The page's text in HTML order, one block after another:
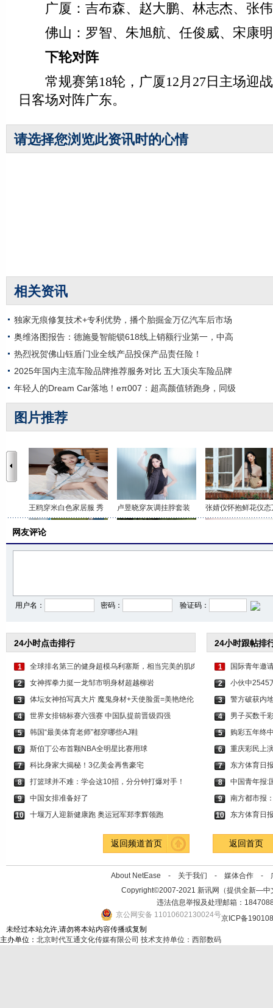
广厦：吉布森、赵大鹏、林志杰、张
佛山：罗智、朱旭航、任俊威、宋康明
下轮对阵
常规赛第18轮，广厦12月27日主场迎战
日客场对阵广东。
请选择您浏览此资讯时的心情
相关资讯
独家无痕修复技术+专利优势，播个胎掘金万亿汽车后市场
奥维洛图报告：德施曼智能锁618线上销额行业第一，中高
热烈祝贺佛山钰盾门业全线产品投保产品责任险！
2025年国内主流车险品牌推荐服务对比 五大顶尖车险品牌
年轻人的Dream Car落地！eπ007：超高颜值轿跑身，同级
图片推荐
王鸥穿米白色家居服 秀 卢昱晓穿灰调挂脖套装 张婧仪怀抱鲜花仪态
网友评论
用户名： 密码： 验证码：
24小时点击排行
1
全球排名第三的健身超模乌利塞斯，相当完美的肌肉
2
女神挥拳力挺一龙邹市明身材超越柳岩
3
体坛女神拍写真大片 魔鬼身材+天使脸蛋=美艳绝伦
4
世界女排锦标赛六强赛 中国队提前晋级四强
5
韩国“最美体育老师”都穿哪些AJ鞋
6
斯伯丁公布首颗NBA全明星比赛用球
7
科比身家大揭秘！3亿美金再售豪宅
8
打篮球并不难：学会这10招，分分钟打爆对手！
9
中国女排准备好了
10
十堰万人迎新健康跑 奥运冠军郑李辉领跑
24小时跟帖排
1
国际青年邀
2
小伙中2545
3
警方破获内
4
男子买数千
5
购彩五年终
6
重庆彩民上
7
东方体育日
8
中国青年报:
9
南方都市报
10
东方体育日
返回频道首页 返回首页
About NetEase - 关于我们 - 媒体合作 -
Copyright©2007-2021 新讯网（提供全新—中
违法信息举报及处理邮箱：
京公网安备 11010602130024号京ICP备
未经过本站允许,请勿将本站内容传播或复制
主办单位： 北京时代互通文化传媒有限公司 技术支持单位：西部数码